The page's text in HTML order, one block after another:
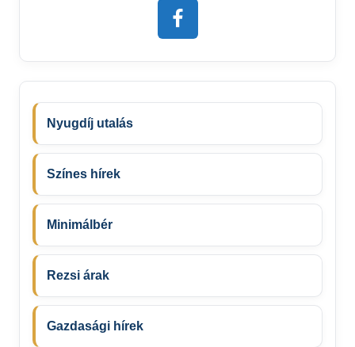
Nyugdíj utalás
Színes hírek
Minimálbér
Rezsi árak
Gazdasági hírek